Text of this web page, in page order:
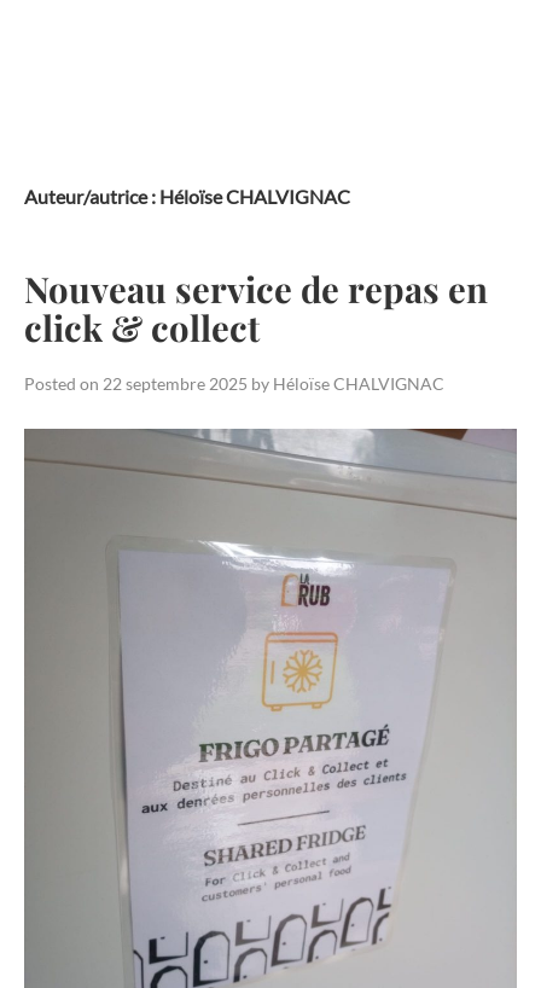
Auteur/autrice : Héloïse CHALVIGNAC
Nouveau service de repas en
click & collect
Posted on 22 septembre 2025 by Héloïse CHALVIGNAC